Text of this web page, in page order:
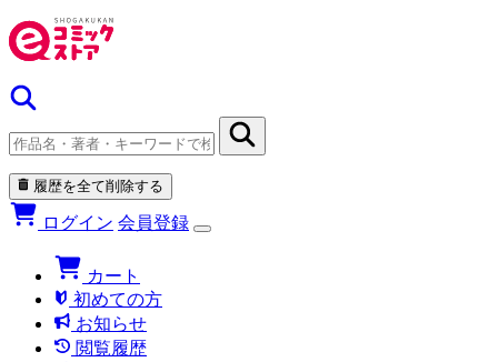
履歴を全て削除する
ログイン 会員登録
カート
初めての方
お知らせ
閲覧履歴